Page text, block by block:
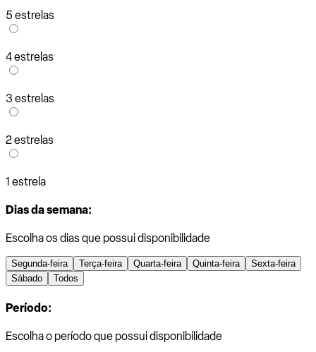
5 estrelas
4 estrelas
3 estrelas
2 estrelas
1 estrela
Dias da semana:
Escolha os dias que possui disponibilidade
Segunda-feira Terça-feira Quarta-feira Quinta-feira
Sexta-feira
Sábado
Todos
Período:
Escolha o período que possui disponibilidade